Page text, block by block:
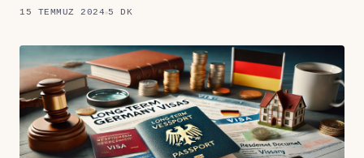
15 TEMMUZ 2024 5 DK